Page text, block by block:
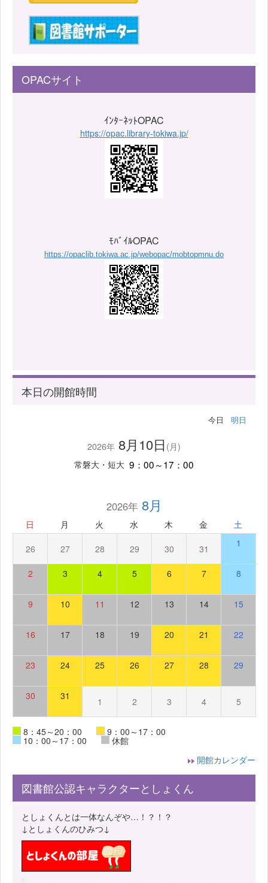
OPACサイト
ｲﾝﾀｰﾈｯﾄOPAC
https://opac.library-tokiwa.jp/
ﾓﾊﾞｲﾙOPAC
https://opaclib.tokiwa.ac.jp/webopac/mobtopmnu.do
本日の開館時間
今日 明日
2026年 8月10日 (月)
常磐大・短大 9：00～17：00
2026年8月
日 月 火 水 木 金 土
26 27 28 29 30 31 1
2 3 4 5 6 7 8
9 10 11 12 13 14 15
16 17 18 19 20 21 22
23 24 25 26 27 28 29
30 31 1 2 3 4 5
8：45～20：00 9：00～17：00
10：00～17：00
休館
開館カレンダー
図書館公認キャラクターとしょくん
としょくんとは一体なんぞや…！？！？
↓としょくんのひみつ↓